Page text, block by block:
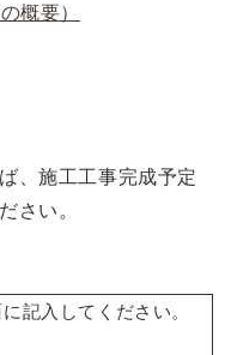
概要）
、施工工事完成予定
さい。
記入してください。